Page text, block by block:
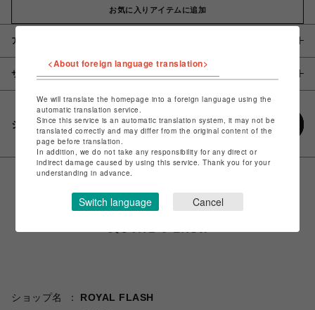
お気に入りアイテムに追加
アイテム説明 / 素材
サイズ
シェアする
ショップ名
ROYAL FLASH
<About foreign language translation>
We will translate the homepage into a foreign language using the
automatic translation service.
Since this service is an automatic translation system, it may not be
translated correctly and may differ from the original content of the
page before translation.
In addition, we do not take any responsibility for any direct or
indirect damage caused by using this service. Thank you for your
understanding in advance.
Switch language Cancel